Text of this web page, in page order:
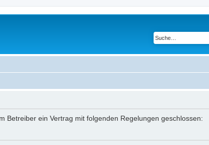
Betreiber ein Vertrag mit folgenden Regelungen geschlossen: